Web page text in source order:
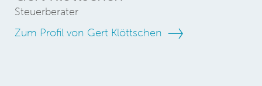
Steuerberater
Zum Profil von Gert Klöttschen